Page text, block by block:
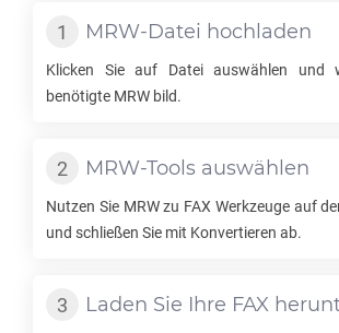
MRW-Datei hochladen
Klicken Sie auf Datei auswählen und
benötigte MRW bild.
MRW-Tools auswählen
Nutzen Sie MRWzu FAX Werkzeuge auf
und schließen Sie mit Konvertieren ab.
Laden Sie Ihre FAX